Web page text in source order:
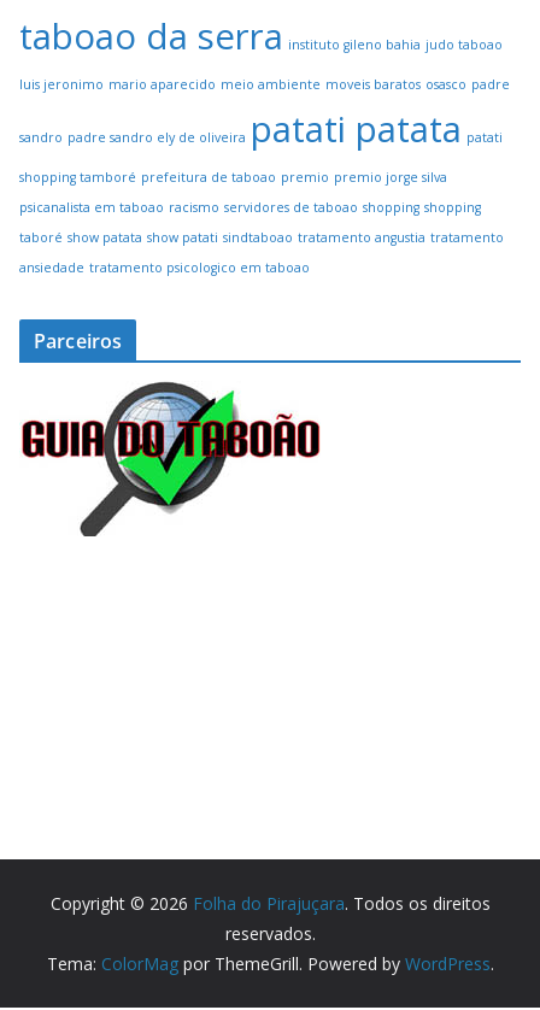
taboao da serra instituto gileno bahia judo taboao
luis jeronimo mario aparecido meio ambiente moveis baratos osasco padre
sandro padre sandro ely de oliveira patati patata patati
shopping tamboré prefeitura de taboao premio premio jorge silva
psicanalista em taboao racismo servidores de taboao shopping shopping
taboré show patata show patati sindtaboao tratamento angustia tratamento
ansiedade tratamento psicologico em taboao
Parceiros
Copyright © 2026 Folha do Pirajuçara. Todos os direitos
reservados.
Tema: ColorMagpor ThemeGrill. Powered by WordPress.